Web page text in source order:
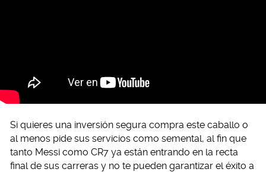
Si quieres una inversión segura compra este caballo o
al menos pide sus servicios como semental, al fin que
tanto Messi como CR7 ya están entrando en la recta
final de sus carreras y no te pueden garantizar el éxito a